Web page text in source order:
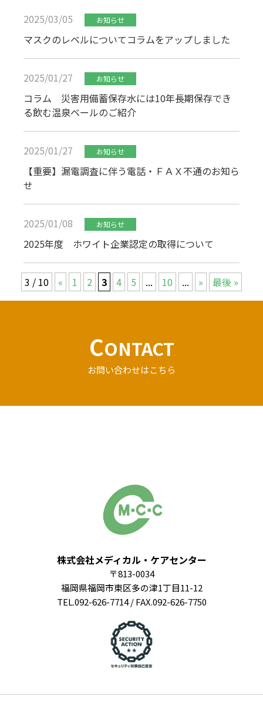
2025/03/05 お知らせ
マスクのレベルについてコラムをアップしました
2025/01/27 お知らせ
コラム 災害用備蓄保存水には10年長期保存でき
る飲む温泉ベールのご紹介
2025/01/27 お知らせ
【重要】漏電調査に伴う電話・ＦＡＸ不通のお知ら
せ
2025/01/08 お知らせ
2025年度 ホワイト企業認定の取得について
3 / 10 « 1 2 3 4 5 ... 10 ... » 最後 »
CONTACT
お問い合わせはこちら
株式会社メディカル・ケアセンター
〒813-0034
福岡県福岡市東区多の津1丁目11-12
TEL.092-626-7714 / FAX.092-626-7750